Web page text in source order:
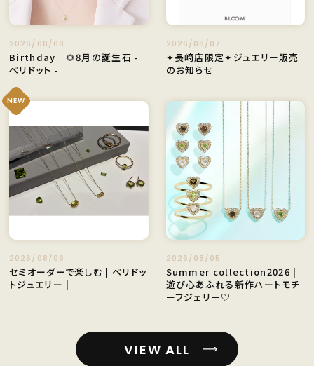
2026/08/08
Birthday｜🌻8月の誕生石 -
ペリドット -
2026/08/07
✦長崎店限定✦ジュエリー販売
のお知らせ
NEW
2026/08/06
セミオーダーで楽しむ | ペリドッ
トジュエリー |
2026/08/05
Summer collection2026 |
遊び⼼あふれる新作ハートモチ
ーフジェリー♡
VIEW ALL